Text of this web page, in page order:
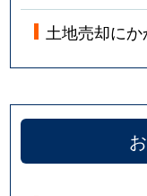
土地売却に